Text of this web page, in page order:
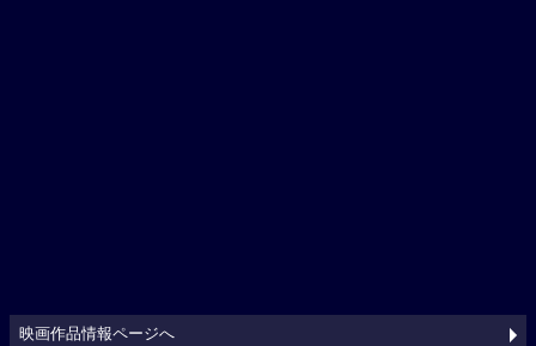
映画作品情報ページへ